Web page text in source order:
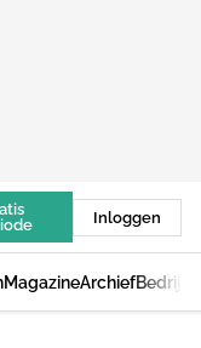
Inloggen
MagazineArchief